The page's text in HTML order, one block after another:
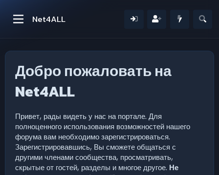
Net4ALL
Добро пожаловать на
Net4ALL
Привет, рады видеть у нас на портале. Для
полноценного использования возможностей нашего
форума вам необходимо зарегистрироваться.
Зарегистрировавшись, Вы сможете общаться с
другими членами сообщества, просматривать,
скрытые от гостей, разделы и многое другое. Не